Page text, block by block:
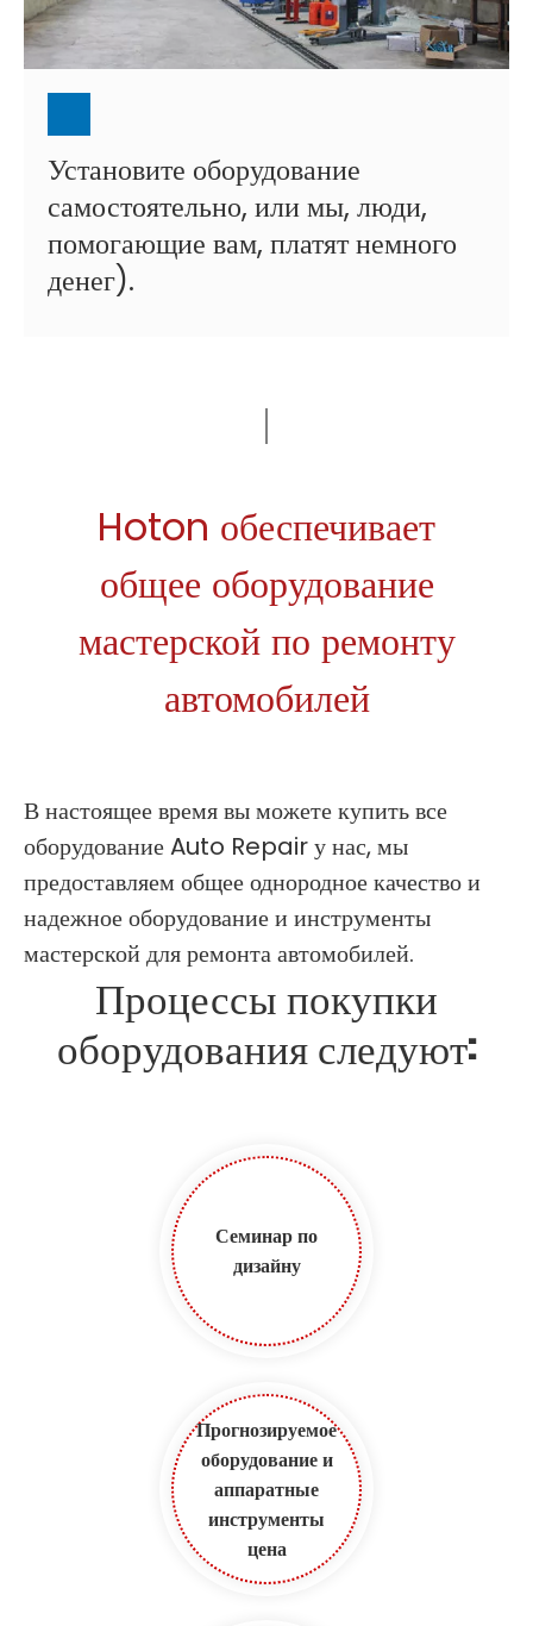
Установите оборудование
самостоятельно, или мы, люди,
помогающие вам, платят немного
денег).
Hoton обеспечивает
общее оборудование
мастерской по ремонту
автомобилей
В настоящее время вы можете купить все
оборудование Auto Repair у нас, мы
предоставляем общее однородное качество и
надежное оборудование и инструменты
мастерской для ремонта автомобилей.
Процессы покупки
оборудования следуют:
Семинар по
дизайну
Прогнозируемое
оборудование и
аппаратные
инструменты
цена